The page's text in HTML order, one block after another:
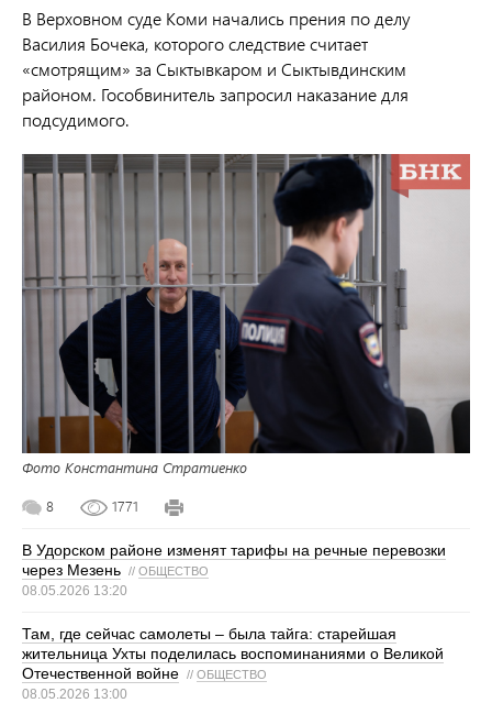
В Верховном суде Коми начались прения по делу
Василия Бочека, которого следствие считает
«смотрящим» за Сыктывкаром и Сыктывдинским
районом. Гособвинитель запросил наказание для
подсудимого.
Фото Константина Стратиенко
8 1771
В Удорском районе изменят тарифы на речные перевозки
через Мезень // ОБЩЕСТВО
08.05.2026 13:20
Там, где сейчас самолеты – была тайга: старейшая
жительница Ухты поделилась воспоминаниями о Великой
Отечественной войне // ОБЩЕСТВО
08.05.2026 13:00